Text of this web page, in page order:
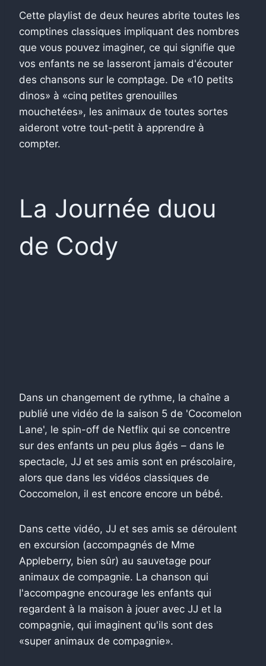
Cette playlist de deux heures abrite toutes les
comptines classiques impliquant des nombres
que vous pouvez imaginer, ce qui signifie que
vos enfants ne se lasseront jamais d'écouter
des chansons sur le comptage. De «10 petits
dinos» à «cinq petites grenouilles
mouchetées», les animaux de toutes sortes
aideront votre tout-petit à apprendre à
compter.
La Journée duou
de Cody
Dans un changement de rythme, la chaîne a
publié une vidéo de la saison 5 de 'Cocomelon
Lane', le spin-off de Netflix qui se concentre
sur des enfants un peu plus âgés – dans le
spectacle, JJ et ses amis sont en préscolaire,
alors que dans les vidéos classiques de
Coccomelon, il est encore encore un bébé.
Dans cette vidéo, JJ et ses amis se déroulent
en excursion (accompagnés de Mme
Appleberry, bien sûr) au sauvetage pour
animaux de compagnie. La chanson qui
l'accompagne encourage les enfants qui
regardent à la maison à jouer avec JJ et la
compagnie, qui imaginent qu'ils sont des
«super animaux de compagnie».